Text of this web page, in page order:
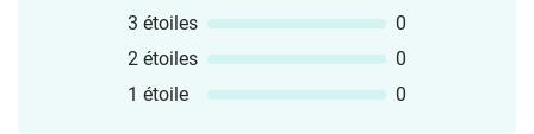
3 étoiles
0
2 étoiles
0
1 étoile
0